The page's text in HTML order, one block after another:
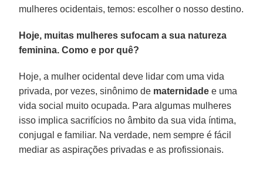
mulheres ocidentais, temos: escolher o nosso destino.
Hoje, muitas mulheres sufocam a sua natureza
feminina. Como e por quê?
Hoje, a mulher ocidental deve lidar com uma vida
privada, por vezes, sinônimo de maternidade e uma
vida social muito ocupada. Para algumas mulheres
isso implica sacrifícios no âmbito da sua vida íntima,
conjugal e familiar. Na verdade, nem sempre é fácil
mediar as aspirações privadas e as profissionais.